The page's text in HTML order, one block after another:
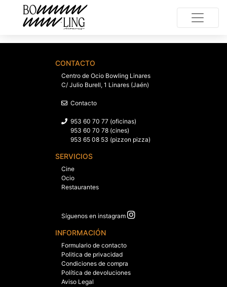
CONTACTO
Centro de Ocio Bowling Linares
C/ Julio Burell, 1 Linares (Jaén)
Contacto
953 60 70 77 (oficinas)
953 60 70 78 (cines)
953 65 08 53 (pizzon pizza)
SERVICIOS
Cine
Ocio
Restaurantes
Síguenos en instagram
INFORMACIÓN
Formulario de contacto
Politica de privacidad
Condiciones de compra
Política de devoluciones
Aviso Legal